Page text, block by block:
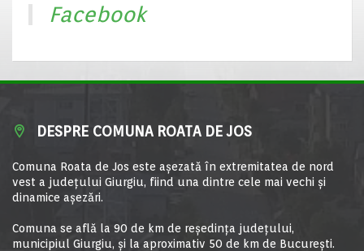
Facebook
DESPRE COMUNA ROATA DE JOS
Comuna Roata de Jos este aşezată în extremitatea de nord
vest a judeţului Giurgiu, fiind una dintre cele mai vechi şi
dinamice aşezări.
Comuna se află la 90 de km de reşedinţa judeţului,
municipiul Giurgiu, şi la aproximativ 50 de km de Bucureşti.